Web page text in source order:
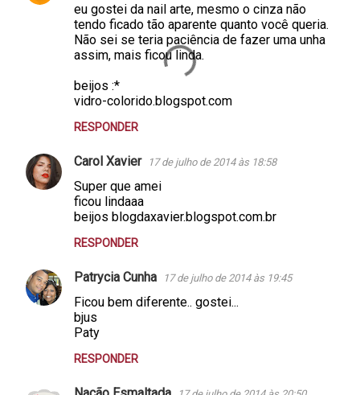
eu gostei da nail arte, mesmo o cinza não
tendo ficado tão aparente quanto você queria.
Não sei se teria paciência de fazer uma unha
assim, mais ficou linda.
beijos :*
vidro-colorido.blogspot.com
RESPONDER
Carol Xavier 17 de julho de 2014 às 18:58
Super que amei
ficou lindaaa
beijos blogdaxavier.blogspot.com.br
RESPONDER
Patrycia Cunha 17 de julho de 2014 às 19:45
Ficou bem diferente.. gostei...
bjus
Paty
RESPONDER